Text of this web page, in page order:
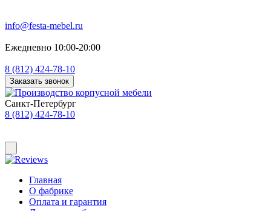
info@festa-mebel.ru
Ежедневно 10:00-20:00
8 (812) 424-78-10
Заказать звонок
Санкт-Петербург
8 (812) 424-78-10
Главная
О фабрике
Оплата и гарантия